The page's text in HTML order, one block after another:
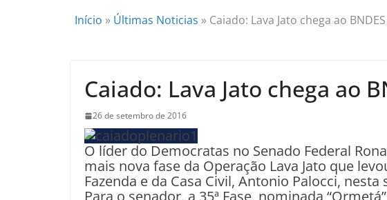
Início » Últimas Noticias » Caiado: Lava Jato chega ao BNDES
Caiado: Lava Jato chega ao
26 de setembro de 2016
O líder do Democratas no Senado Federal
mais nova fase da Operação Lava Jato que
Fazenda e da Casa Civil, Antonio Palocci,
Para o senador, a 35ª Fase, nominada